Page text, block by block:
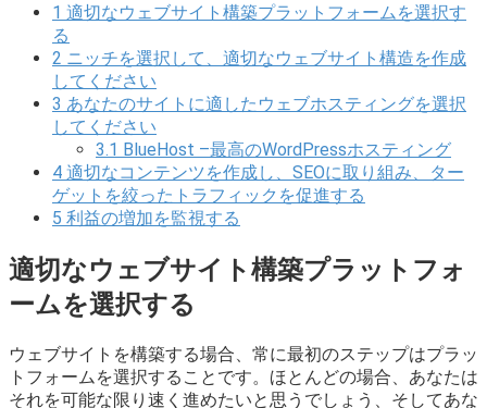
1 適切なウェブサイト構築プラットフォームを選択す
る
2 ニッチを選択して、適切なウェブサイト構造を作成
してください
3 あなたのサイトに適したウェブホスティングを選択
してください
3.1 BlueHost –最高のWordPressホスティング
4 適切なコンテンツを作成し、SEOに取り組み、ター
ゲットを絞ったトラフィックを促進する
5 利益の増加を監視する
適切なウェブサイト構築プラットフォ
ームを選択する
ウェブサイトを構築する場合、常に最初のステップはプラッ
トフォームを選択することです。ほとんどの場合、あなたは
それを可能な限り速く進めたいと思うでしょう、そしてあな